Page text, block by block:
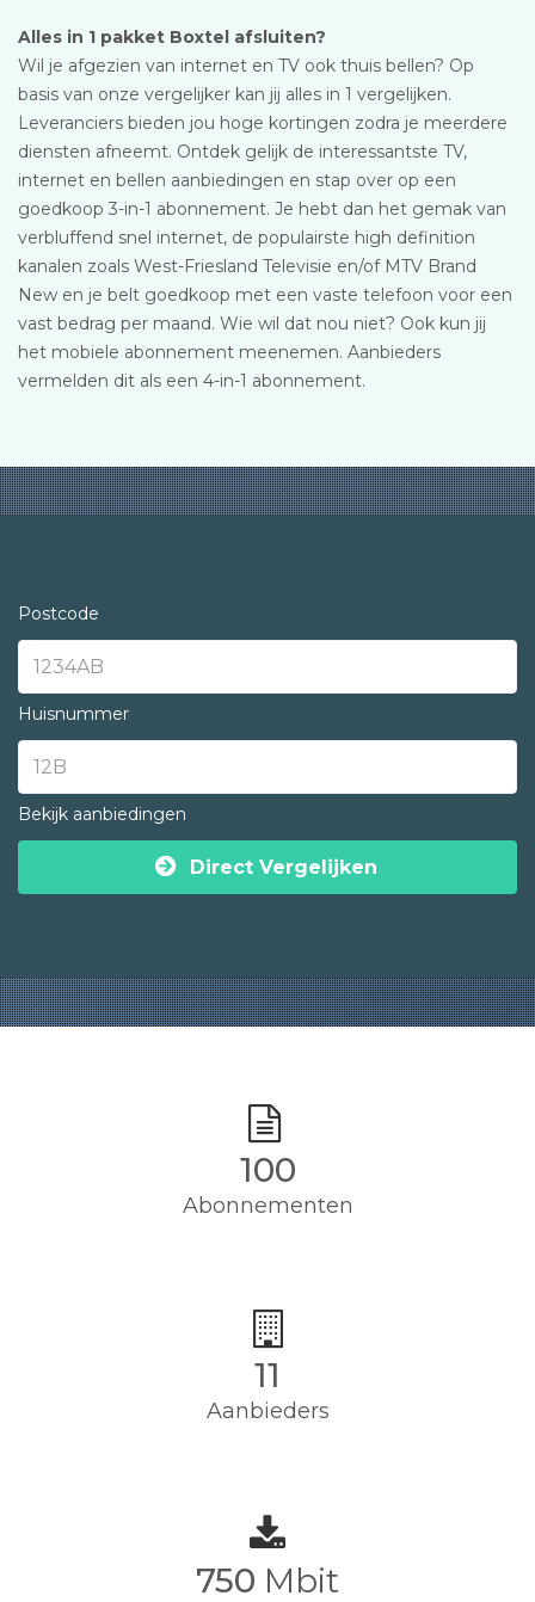
Alles in 1 pakket Boxtel afsluiten?
Wil je afgezien van internet en TV ook thuis bellen? Op
basis van onze vergelijker kan jij alles in 1 vergelijken.
Leveranciers bieden jou hoge kortingen zodra je meerdere
diensten afneemt. Ontdek gelijk de interessantste TV,
internet en bellen aanbiedingen en stap over op een
goedkoop 3-in-1 abonnement. Je hebt dan het gemak van
verbluffend snel internet, de populairste high definition
kanalen zoals West-Friesland Televisie en/of MTV Brand
New en je belt goedkoop met een vaste telefoon voor een
vast bedrag per maand. Wie wil dat nou niet? Ook kun jij
het mobiele abonnement meenemen. Aanbieders
vermelden dit als een 4-in-1 abonnement.
Postcode
Huisnummer
Bekijk aanbiedingen
Direct Vergelijken
100
Abonnementen
11
Aanbieders
750 Mbit